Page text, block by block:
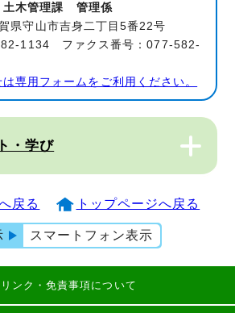
木管理課 管理係
守山市吉身二丁目5番22号
1134 ファクス番号：077-582-
専用フォームをご利用ください。
・学び
戻る トップページへ戻る
スマートフォン表示
ンク・免責事項について